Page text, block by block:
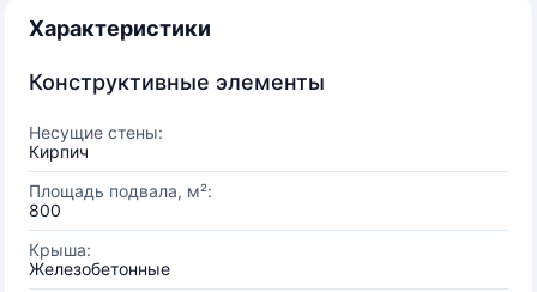
Характеристики
Конструктивные элементы
Несущие стены:
Кирпич
Площадь подвала, м²:
800
Крыша:
Железобетонные